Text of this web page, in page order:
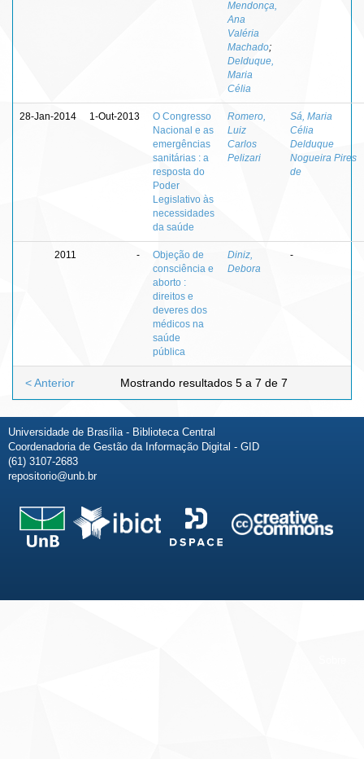
Mendonça,
Ana
Valéria
Machado;
Delduque,
Maria
Célia
28-Jan-2014 1-Out-2013
O Congresso
Nacional e as
emergências
sanitárias : a
resposta do
Poder
Legislativo às
necessidades
da saúde
Romero,
Luiz
Carlos
Pelizari
Sá, Maria
Célia
Delduque
Nogueira Pires
de
2011 -
Objeção de
consciência e
aborto :
direitos e
deveres dos
médicos na
saúde
pública
Diniz,
Debora
-
Mostrando resultados 5 a 7 de 7
< Anterior
Universidade de Brasília - Biblioteca Central
Coordenadoria de Gestão da Informação Digital - GID
(61) 3107-2683
repositorio@unb.br